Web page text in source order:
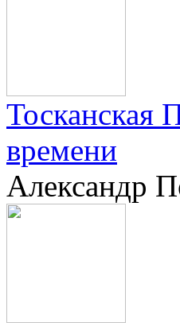
Тосканская
времени
Александр